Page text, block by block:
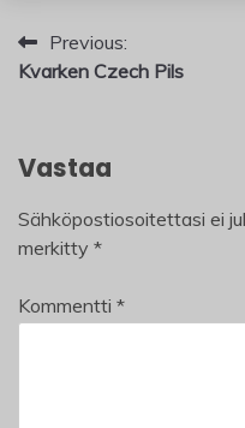
Artikkelien
selaus
Previous:
Kvarken Czech Pils
Vastaa
Sähköpostiosoitettasi ei
merkitty *
Kommentti *